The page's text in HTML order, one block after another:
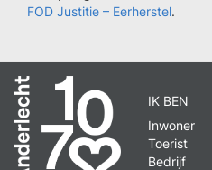
FOD Justitie – Eerherstel.
IK BEN
Inwoner
Toerist
Bedrijf